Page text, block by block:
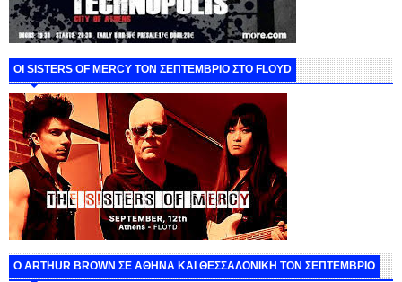
ΟΙ SISTERS OF MERCY ΤΟΝ ΣΕΠΤΕΜΒΡΙΟ ΣΤΟ FLOYD
O ARTHUR BROWN ΣΕ ΑΘΗΝΑ ΚΑΙ ΘΕΣΣΑΛΟΝΙΚΗ ΤΟΝ ΣΕΠΤΕΜΒΡΙΟ